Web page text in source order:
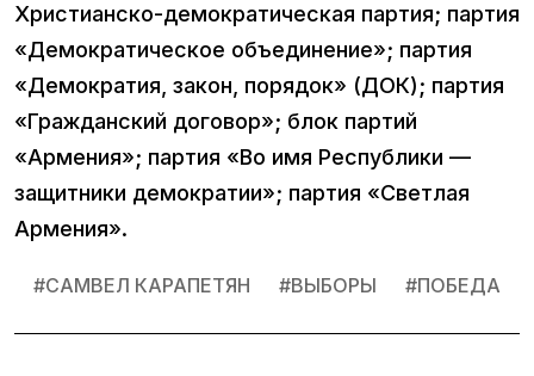
Христианско-демократическая партия; партия
«Демократическое объединение»; партия
«Демократия, закон, порядок» (ДОК); партия
«Гражданский договор»; блок партий
«Армения»; партия «Во имя Республики —
защитники демократии»; партия «Светлая
Армения».
#САМВЕЛ КАРАПЕТЯН #ВЫБОРЫ #ПОБЕДА